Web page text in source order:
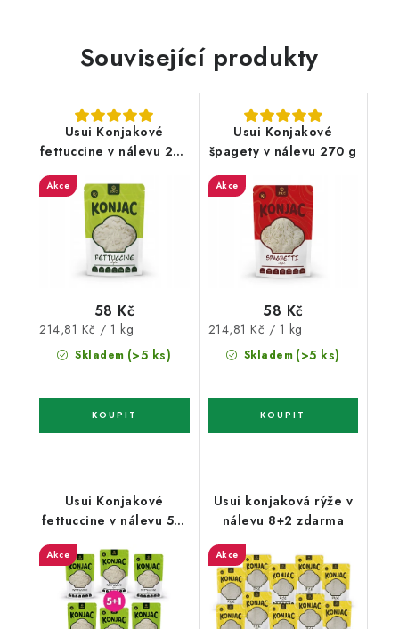
Související produkty
Usui Konjakové
fettuccine v nálevu 270
Akce
Skladem (>5 ks)
58 Kč
Měrná
cena:
214,81 Kč / 1 kg
Usui Konjakové
špagety v nálevu 270 g
Akce
Skladem (>5 ks)
58 Kč
Měrná
cena:
214,81 Kč / 1 kg
Usui Konjakové
fettuccine v nálevu 5+1
Akce
Usui konjaková rýže v
nálevu 8+2 zdarma
Akce